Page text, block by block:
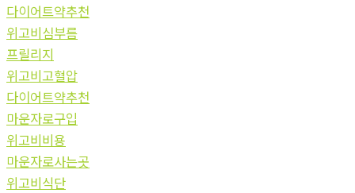
다이어트약추천
위고비심부름
프릴리지
위고비고혈압
다이어트약추천
마운자로구입
위고비비용
마운자로사는곳
위고비식단